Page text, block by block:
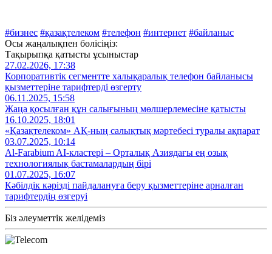
#бизнес #қазақтелеком #телефон #интернет #байланыс
Осы жаңалықпен бөлісіңіз:
Тақырыпқа қатысты ұсыныстар
27.02.2026, 17:38
Корпоративтік сегментте халықаралық телефон байланысы
қызметтеріне тарифтерді өзгерту
06.11.2025, 15:58
Жаңа қосылған құн салығының мөлшерлемесіне қатысты
16.10.2025, 18:01
«Қазақтелеком» АҚ-ның салықтық мәртебесі туралы ақпарат
03.07.2025, 10:14
Al‑Farabium AI‑кластері – Орталық Азиядағы ең озық
технологиялық бастамалардың бірі
01.07.2025, 16:07
Кәбілдік кәрізді пайдалануға беру қызметтеріне арналған
тарифтердің өзгеруі
Біз әлеуметтік желідеміз